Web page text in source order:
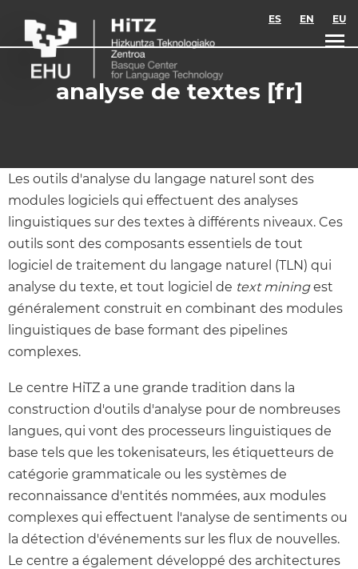
ES EN EU
analyse de textes [fr]
Les outils d'analyse du langage naturel sont des
modules logiciels qui effectuent des analyses
linguistiques sur des textes à différents niveaux. Ces
outils sont des composants essentiels de tout
logiciel de traitement du langage naturel (TLN) qui
analyse du texte, et tout logiciel de text miningest
généralement construit en combinant des modules
linguistiques de base formant des pipelines
complexes.
Le centre HiTZ a une grande tradition dans la
construction d'outils d'analyse pour de nombreuses
langues, qui vont des processeurs linguistiques de
base tels que les tokenisateurs, les étiquetteurs de
catégorie grammaticale ou les systèmes de
reconnaissance d'entités nommées, aux modules
complexes qui effectuent l'analyse de sentiments ou
la détection d'événements sur les flux de nouvelles.
Le centre a également développé des architectures